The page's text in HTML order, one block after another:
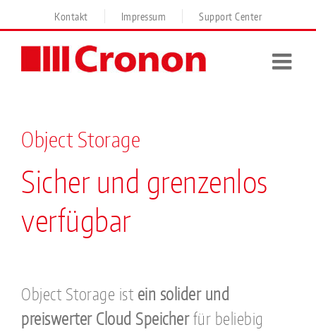
to
Kontakt Impressum Support Center
Object Storage
Sicher und grenzenlos
verfügbar
Object Storage ist ein solider und
preiswerter Cloud Speicherfür beliebig